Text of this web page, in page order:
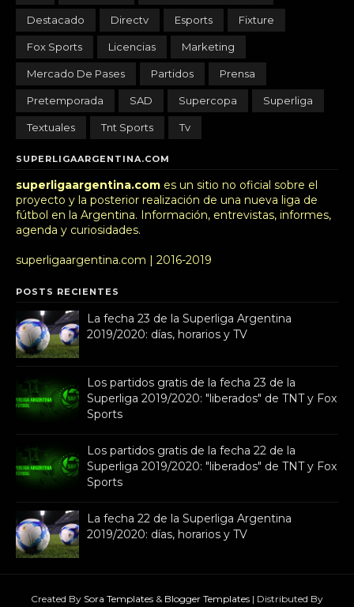
Destacado Directv Esports Fixture
Fox Sports Licencias Marketing
Mercado De Pases Partidos Prensa
Pretemporada SAD Supercopa Superliga
Textuales Tnt Sports Tv
SUPERLIGAARGENTINA.COM
superligaargentina.com es un sitio no oficial sobre el
proyecto y la posterior realización de una nueva liga de
fútbol en la Argentina. Información, entrevistas, informes,
agenda y curiosidades.
superligaargentina.com | 2016-2019
POSTS RECIENTES
La fecha 23 de la Superliga Argentina
2019/2020: días, horarios y TV
Los partidos gratis de la fecha 23 de la
Superliga 2019/2020: "liberados" de TNT y Fox
Sports
Los partidos gratis de la fecha 22 de la
Superliga 2019/2020: "liberados" de TNT y Fox
Sports
La fecha 22 de la Superliga Argentina
2019/2020: días, horarios y TV
Created By Sora Templates & Blogger Templates | Distributed By